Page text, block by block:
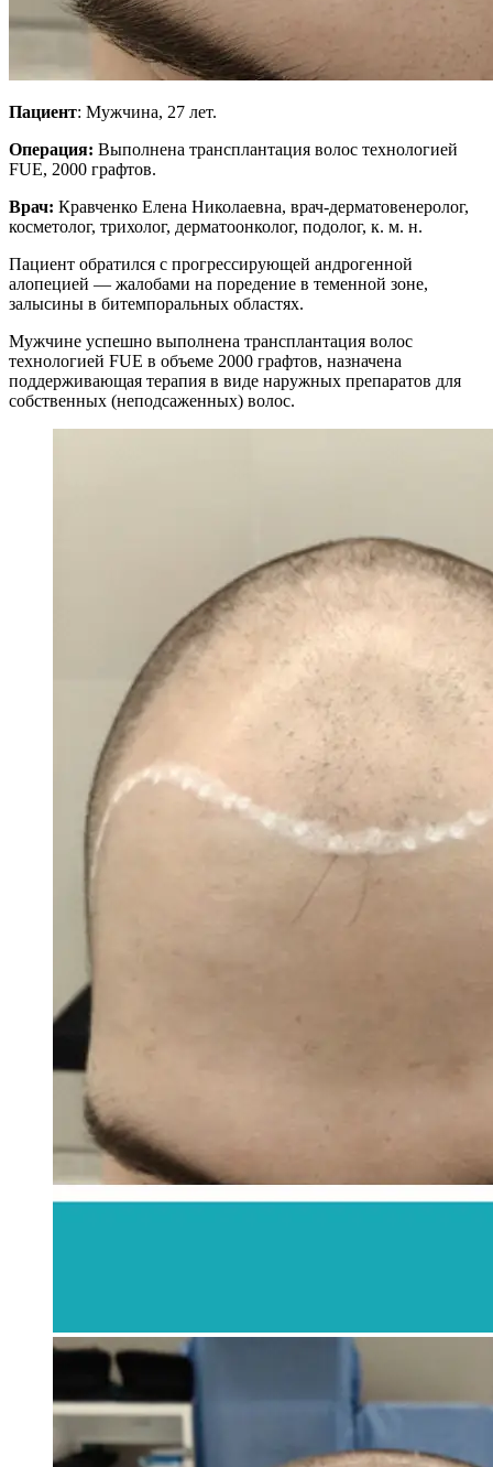
Пациент: Мужчина, 27 лет.
Операция: Выполнена трансплантация волос технологией
FUE, 2000 графтов.
Врач: Кравченко Елена Николаевна, врач-дерматовенеролог,
косметолог, трихолог, дерматоонколог, подолог, к. м. н.
Пациент обратился с прогрессирующей андрогенной
алопецией — жалобами на поредение в теменной зоне,
залысины в битемпоральных областях.
Мужчине успешно выполнена трансплантация волос
технологией FUE в объеме 2000 графтов, назначена
поддерживающая терапия в виде наружных препаратов для
собственных (неподсаженных) волос.